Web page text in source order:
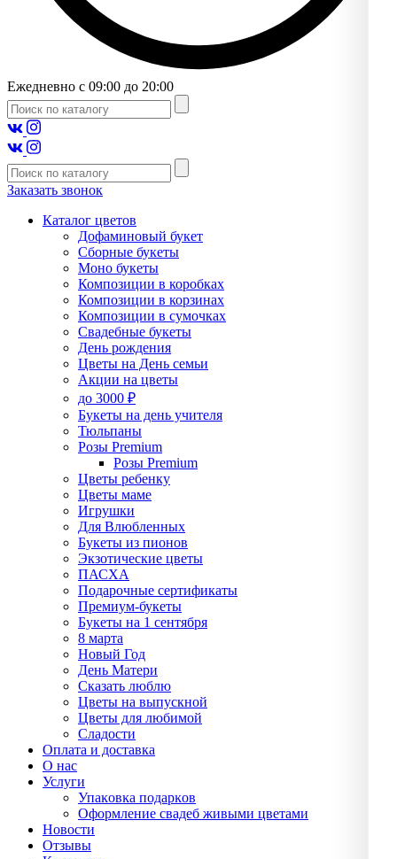
Ежедневно с 09:00 до 20:00
Заказать звонок
Каталог цветов
Дофаминовый букет
Сборные букеты
Моно букеты
Композиции в коробках
Композиции в корзинах
Композиции в сумочках
Свадебные букеты
День рождения
Цветы на День семьи
Акции на цветы
до 3000 ₽
Букеты на день учителя
Тюльпаны
Розы Premium
Розы Premium
Цветы ребенку
Цветы маме
Игрушки
Для Влюбленных
Букеты из пионов
Экзотические цветы
ПАСХА
Подарочные сертификаты
Премиум-букеты
Букеты на 1 сентября
8 марта
Новый Год
День Матери
Сказать люблю
Цветы на выпускной
Цветы для любимой
Сладости
Оплата и доставка
О нас
Услуги
Упаĸовĸа подарĸов
Оформление свадеб живыми цветами
Новости
Отзывы